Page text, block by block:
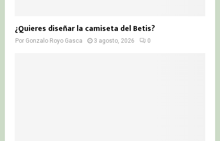
¿Quieres diseñar la camiseta del Betis?
Por Gonzalo Royo Gasca 3 agosto, 2026 0